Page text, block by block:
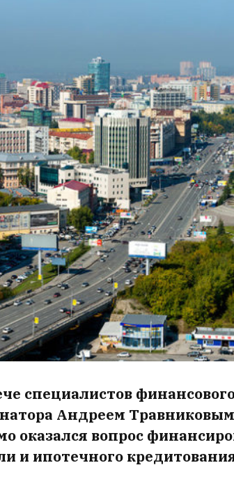
специалистов
Андреем
оказался вопрос
и ипотечного